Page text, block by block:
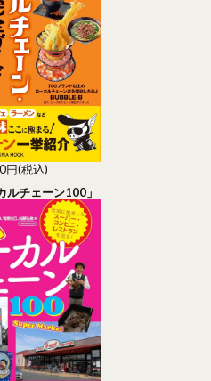
円(税込)
ルチェーン100」